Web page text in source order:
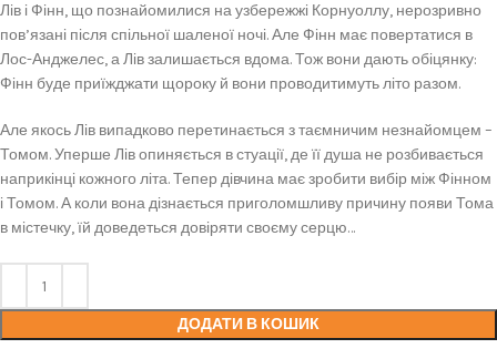
Лів і Фінн, що познайомилися на узбережжі Корнуоллу, нерозривно
пов’язані після спільної шаленої ночі. Але Фінн має повертатися в
Лос-Анджелес, а Лів залишається вдома. Тож вони дають обіцянку:
Фінн буде приїжджати щороку й вони проводитимуть літо разом.
Але якось Лів випадково перетинається з таємничим незнайомцем –
Томом. Уперше Лів опиняється в стуації, де її душа не розбивається
наприкінці кожного літа. Тепер дівчина має зробити вибір між Фінном
і Томом. А коли вона дізнається приголомшливу причину появи Тома
в містечку, їй доведеться довіряти своєму серцю…
ДОДАТИ В КОШИК